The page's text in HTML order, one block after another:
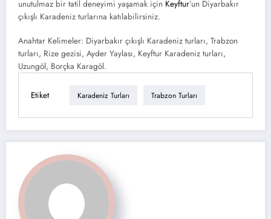
unutulmaz bir tatil deneyimi yaşamak için Keyftur’un Diyarbakır
çıkışlı Karadeniz turlarına katılabilirsiniz.
Anahtar Kelimeler: Diyarbakır çıkışlı Karadeniz turları, Trabzon
turları, Rize gezisi, Ayder Yaylası, Keyftur Karadeniz turları,
Uzungöl, Borçka Karagöl.
Etiket Karadeniz Turları Trabzon Turları